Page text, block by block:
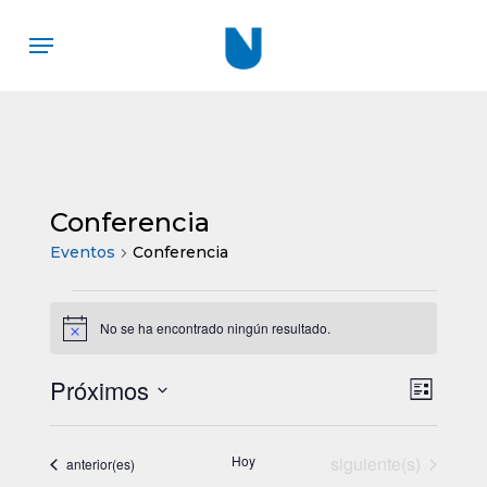
Menu
Conferencia
Eventos Conferencia
Eventos
Aviso No se ha encontrado ningún resultado.
de
Lista
Próximos
Selecciona
fecha.
Eventos
anterior(es) Hoy Eventos
siguiente(s)